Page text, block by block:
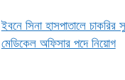
ইবনে সিনা হাসপাতালে
মেডিকেল অফিসার পদে নিয়োগ